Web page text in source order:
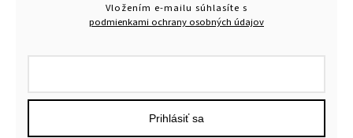
Vložením e-mailu súhlasíte s
podmienkami ochrany osobných údajov
Prihlásiť sa